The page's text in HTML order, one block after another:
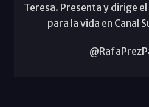
Teresa. Presenta y dirige
para la vida en Canal